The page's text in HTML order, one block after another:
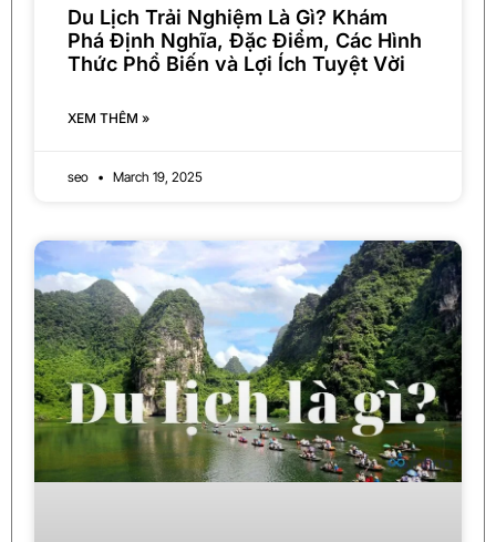
Du Lịch Trải Nghiệm Là Gì? Khám
Phá Định Nghĩa, Đặc Điểm, Các Hình
Thức Phổ Biến và Lợi Ích Tuyệt Vời
XEM THÊM »
seo March 19, 2025